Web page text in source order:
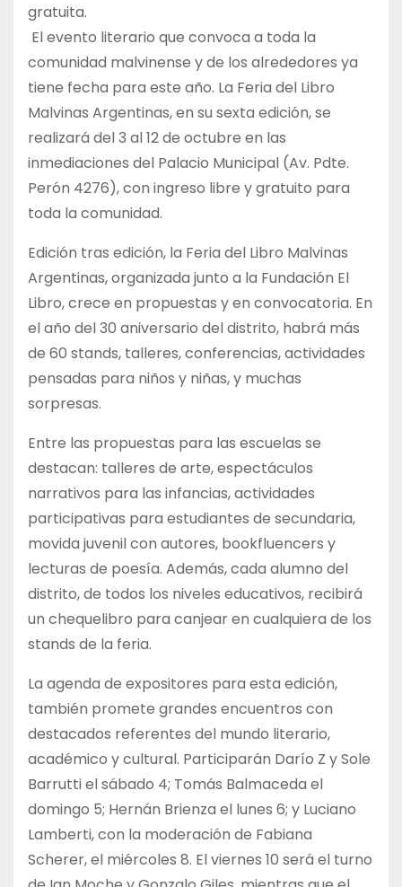
gratuita.
El evento literario que convoca a toda la
comunidad malvinense y de los alrededores ya
tiene fecha para este año. La Feria del Libro
Malvinas Argentinas, en su sexta edición, se
realizará del 3 al 12 de octubre en las
inmediaciones del Palacio Municipal (Av. Pdte.
Perón 4276), con ingreso libre y gratuito para
toda la comunidad.
Edición tras edición, la Feria del Libro Malvinas
Argentinas, organizada junto a la Fundación El
Libro, crece en propuestas y en convocatoria. En
el año del 30 aniversario del distrito, habrá más
de 60 stands, talleres, conferencias, actividades
pensadas para niños y niñas, y muchas
sorpresas.
Entre las propuestas para las escuelas se
destacan: talleres de arte, espectáculos
narrativos para las infancias, actividades
participativas para estudiantes de secundaria,
movida juvenil con autores, bookfluencers y
lecturas de poesía. Además, cada alumno del
distrito, de todos los niveles educativos, recibirá
un chequelibro para canjear en cualquiera de los
stands de la feria.
La agenda de expositores para esta edición,
también promete grandes encuentros con
destacados referentes del mundo literario,
académico y cultural. Participarán Darío Z y Sole
Barrutti el sábado 4; Tomás Balmaceda el
domingo 5; Hernán Brienza el lunes 6; y Luciano
Lamberti, con la moderación de Fabiana
Scherer, el miércoles 8. El viernes 10 será el turno